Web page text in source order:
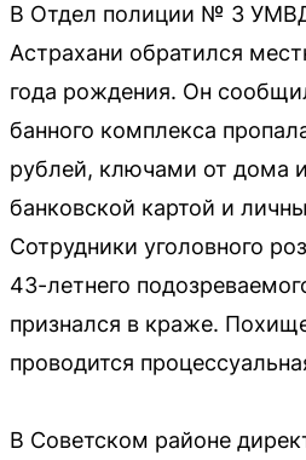
В Отдел полиции № 3
Астрахани обратился
года рождения. Он
банного комплекса
рублей, ключами от дома
банковской картой и
Сотрудники уголовного
43-летнего
признался в краже.
проводится
В Советском районе